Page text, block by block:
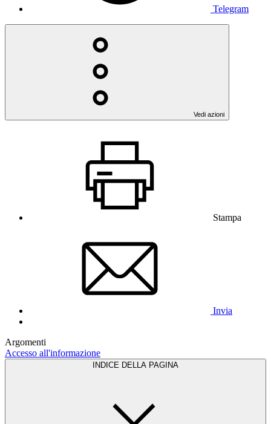
Telegram
Vedi azioni
Stampa
Invia
Argomenti
Accesso all'informazione
INDICE DELLA PAGINA